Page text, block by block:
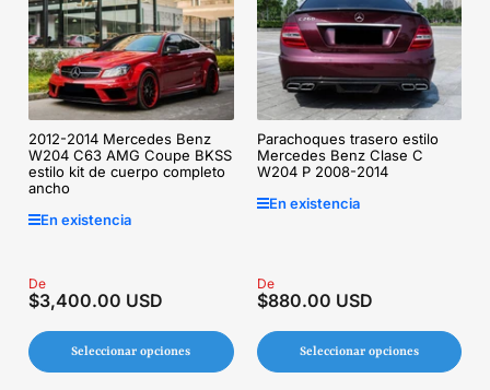
2012-2014 Mercedes Benz
W204 C63 AMG Coupe BKSS
estilo kit de cuerpo completo
ancho
En existencia
Precio
regular
De
$3,400.00 USD
Seleccionar opciones
Parachoques trasero estilo
Mercedes Benz Clase C
W204 P 2008-2014
En existencia
Precio
regular
De
$880.00 USD
Seleccionar opciones